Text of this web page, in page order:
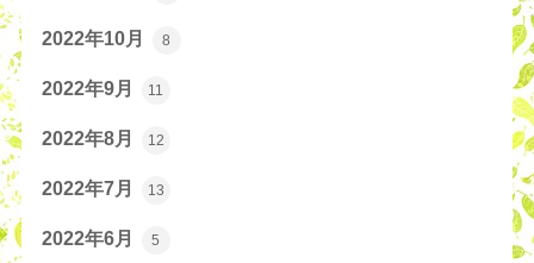
2022年10月 8
2022年9月 11
2022年8月 12
2022年7月 13
2022年6月 5